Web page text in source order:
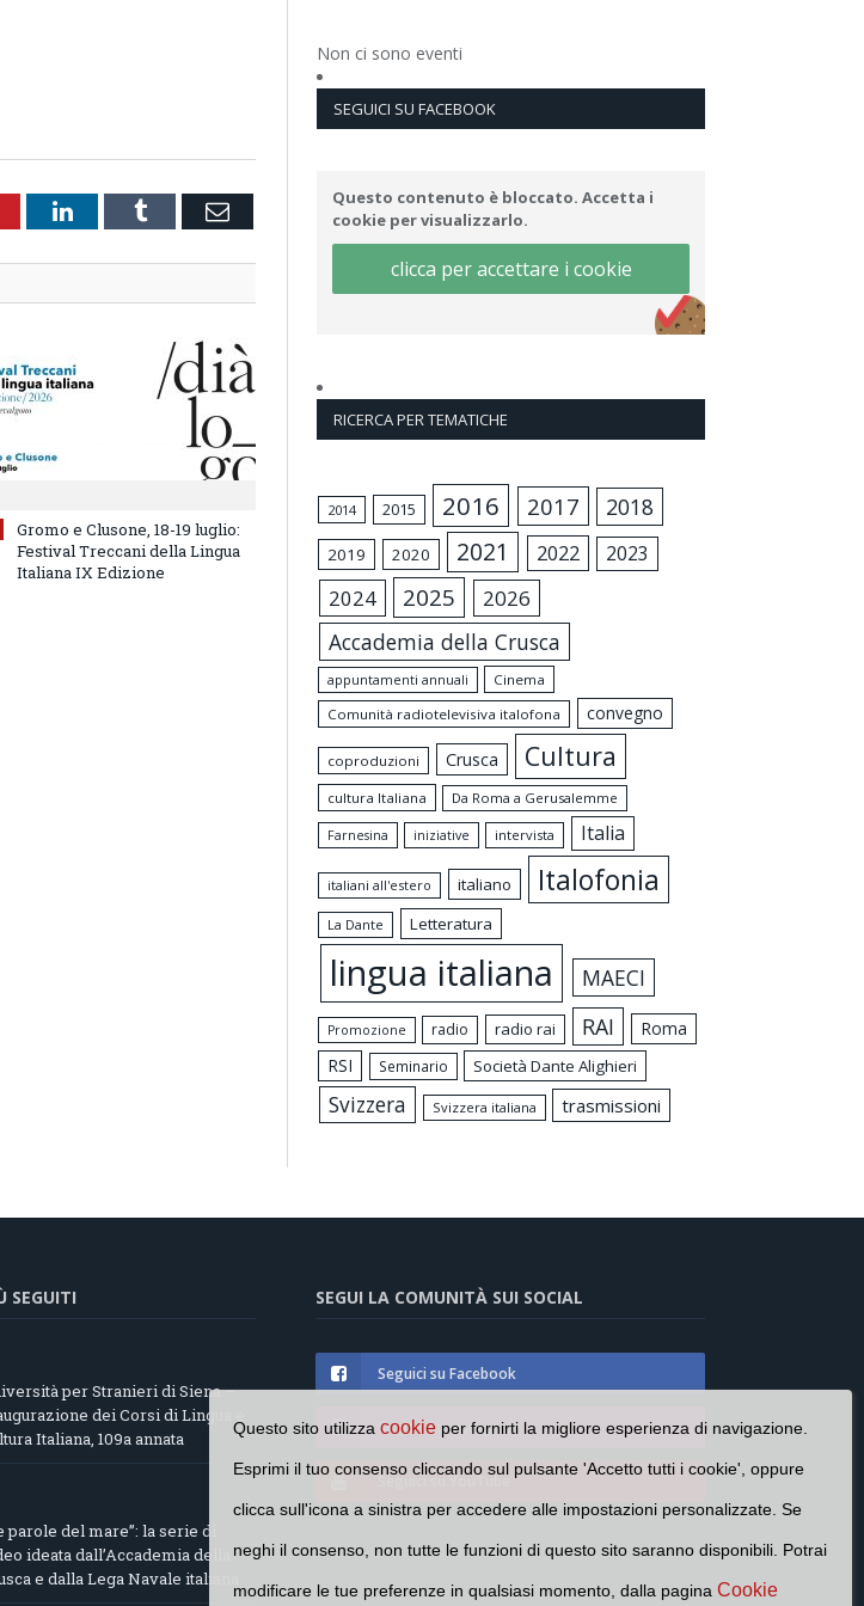
LinkedInTumblr Email
Gromo e Clusone, 18-19 luglio:
Festival Treccani della Lingua
Italiana IX Edizione
Non ci sono eventi
SEGUICI SU FACEBOOK
Questo contenuto è bloccato. Accetta i
cookie per visualizzarlo.
clicca per accettare i cookie
RICERCA PER TEMATICHE
2014 2015 2016 2017 2018
2019 2020 2021 2022 2023
2024 2025 2026
Accademia della Crusca
appuntamenti annuali
Cinema
Comunità radiotelevisiva italofona
convegno
coproduzioni Crusca Cultura
cultura Italiana Da Roma a Gerusalemme
Farnesina iniziative intervista Italia
italiani all'estero italiano Italofonia
La Dante Letteratura
lingua italiana MAECI
Promozione radio radio rai RAI
Roma
RSI
Seminario Società Dante Alighieri
Svizzera Svizzera italiana trasmissioni
SEGUITI
per Stranieri di Siena –
dei Corsi di Lingua e
Italiana, 109a annata
parole del mare”: la serie di
ideata dall’Accademia della
e dalla Lega Navale italiana
SEGUI LA COMUNITÀ SUI SOCIAL
Seguici su Facebook
Seguici su Instagram
Seguici su YouTube
Questo sito utilizzacookie per fornirti la migliore esperienza di navigazione.
Esprimi il tuo consenso cliccando sul pulsante 'Accetto tutti i cookie', oppure
clicca sull'icona a sinistra per accedere alle impostazioni personalizzate. Se
neghi il consenso, non tutte le funzioni di questo sito saranno disponibili. Potrai
modificare le tue preferenze in qualsiasi momento, dalla pagina Cookie